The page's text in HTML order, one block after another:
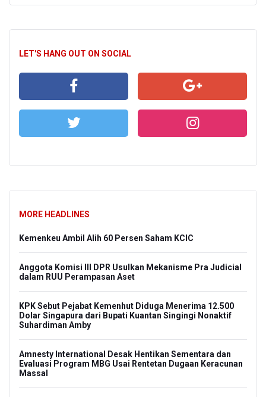
LET'S HANG OUT ON SOCIAL
MORE HEADLINES
Kemenkeu Ambil Alih 60 Persen Saham KCIC
Anggota Komisi III DPR Usulkan Mekanisme Pra Judicial
dalam RUU Perampasan Aset
KPK Sebut Pejabat Kemenhut Diduga Menerima 12.500
Dolar Singapura dari Bupati Kuantan Singingi Nonaktif
Suhardiman Amby
Amnesty International Desak Hentikan Sementara dan
Evaluasi Program MBG Usai Rentetan Dugaan Keracunan
Massal